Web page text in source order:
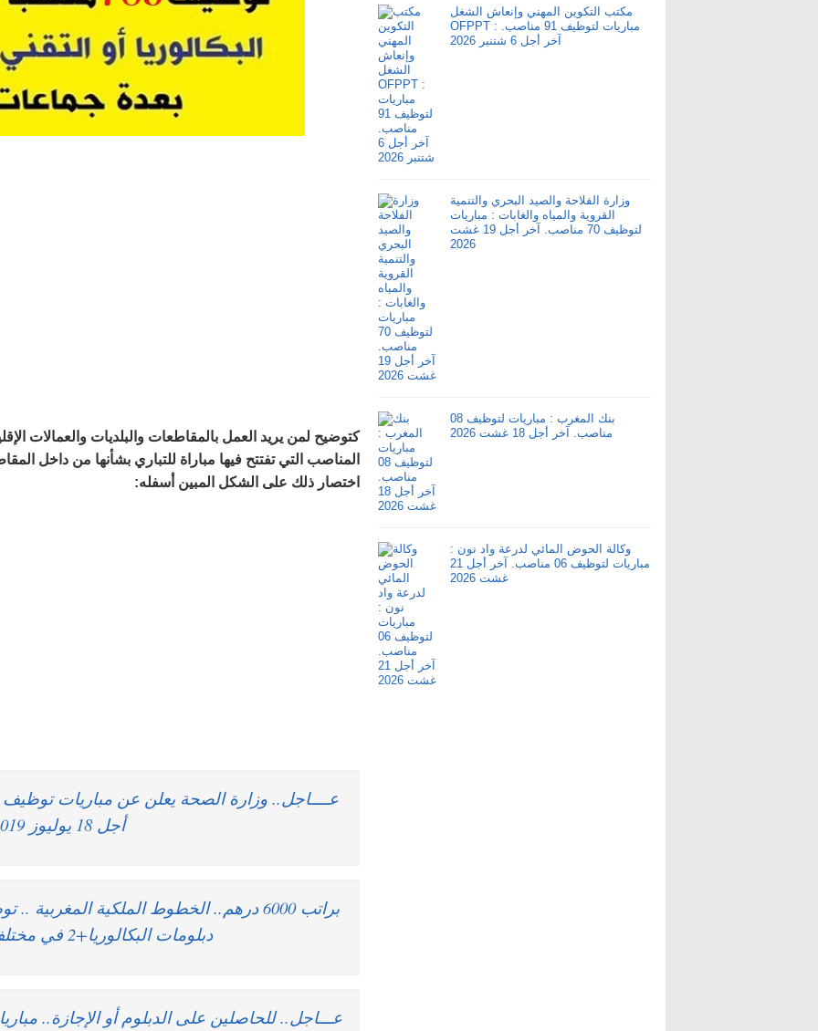
كتوضيح لمن يريد العمل بالمقاطعات والبلديات والعمالات
المناصب التي تفتتح فيها مباراة للتباري بشأنها من داخل
اختصار ذلك على الشكل المبين أسفله:
عــــاجل.. وزارة الصحة يعلن عن مباريات
أجل 18 يوليوز 2019
براتب 6000 درهم.. الخطوط الملكية
دبلومات البكالوريا+2 في مختلف التخصصات
عـــاجل.. للحاصلين على الدبلوم أو الإجازة..
مكتب التكوين المهني وإنعاش الشغل
OFPPT : مباريات لتوظيف 91 مناصب.
آخر أجل 6 شتنبر 2026
وزارة الفلاحة والصيد البحري والتنمية
القروية والمياه والغابات : مباريات
لتوظيف 70 مناصب. آخر أجل 19 غشت
2026
بنك المغرب : مباريات لتوظيف 08
مناصب. آخر أجل 18 غشت 2026
وكالة الحوض المائي لدرعة واد نون :
مباريات لتوظيف 06 مناصب. آخر أجل 21
غشت 2026